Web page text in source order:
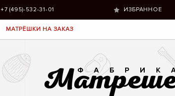
+7 (495)-532-31-01 ИЗБРАННОЕ
МАТРЁШКИ НА ЗАКАЗ